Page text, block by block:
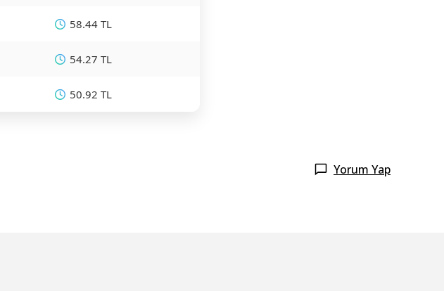
58.44 TL
54.27 TL
50.92 TL
Yorum Yap